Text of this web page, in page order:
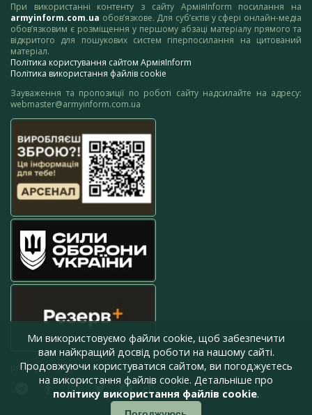
При використанні контенту з сайту АрміяInform посилання на
armyinform.com.ua обов’язкове. Для суб’єктів у сфері онлайн-медіа
обов’язковим є розміщення у першому абзаці матеріалу прямого та
відкритого для пошукових систем гіперпосилання на цитований
матеріал.
Політика користування сайтом АрміяInform
Політика використання файлів cookie
Зауваження та пропозиції по роботі сайту надсилайте на адресу:
webmaster@armyinform.com.ua
press@armyinform.com.ua
Ми використовуємо файли cookie, щоб забезпечити
вам найкращий досвід роботи на нашому сайті.
Продовжуючи користуватися сайтом, ви погоджуєтесь
на використання файлів cookie. Детальніше про
політику використання файлів cookie.